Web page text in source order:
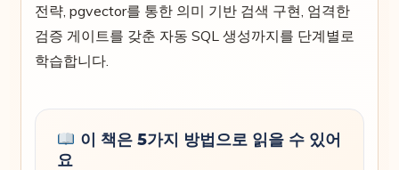
전략, pgvector를 통한 의미 기반 검색 구현, 엄격한
검증 게이트를 갖춘 자동 SQL 생성까지를 단계별로
학습합니다.
이 책은 5가지 방법으로 읽을 수 있어
요